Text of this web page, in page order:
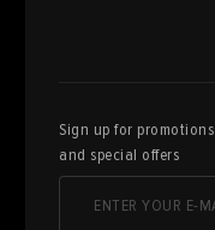
Sign up for promotions
and special offers